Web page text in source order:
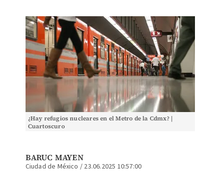
¿Hay refugios nucleares en el Metro de la Cdmx? |
Cuartoscuro
BARUC MAYEN
Ciudad de México / 23.06.2025 10:57:00